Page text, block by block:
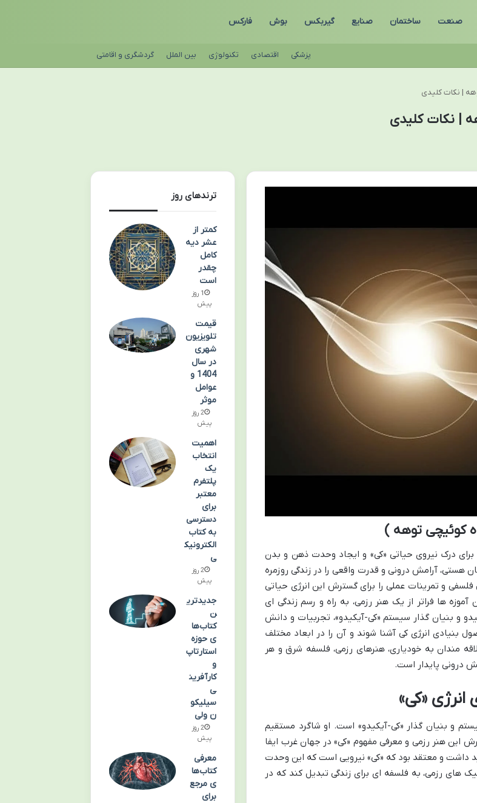
صنعت ساختمان صنایع گیربکس بوش فارکس
پزشکی اقتصادی تکنولوژی بین الملل گردشگری و اقامتی
| نکات کلیدی
| نکات کلیدی
کوئیچی توهه )
برای درک نیروی حیاتی «کی» و ایجاد وحدت ذهن و بدن
هستی، آرامش درونی و قدرت واقعی را در زندگی روزمره
و تمرینات عملی را برای گسترش این انرژی حیاتی
ها فراتر از یک هنر رزمی، به راه و رسم زندگی ای
و بنیان گذار سیستم «کی-آیکیدو»، تجربیات و دانش
بنیادی انرژی کی آشنا شوند و آن را در ابعاد مختلف
مندان به خودیاری، هنرهای رزمی، فلسفه شرق و هر
درونی پایدار است.
«کی»
و بنیان گذار «کی-آیکیدو» است. او شاگرد مستقیم
این هنر رزمی و معرفی مفهوم «کی» در جهان غرب ایفا
داشت و معتقد بود که «کی» نیرویی است که این وحدت
های رزمی، به فلسفه ای برای زندگی تبدیل کند که در
ترندهای روز
کمتر از
عشر دیه
کامل
چقدر
است
1 روز
پیش
قیمت
تلویزیون
شهری
در سال
1404 و
عوامل
موثر
2 روز
پیش
اهمیت
انتخاب
یک
پلتفرم
معتبر
برای
دسترسی
به کتاب
الکترونیک
ی
2 روز
پیش
جدیدتری
ن
کتاب‌ها
ی حوزه
استارتاپ
و
کارآفرین
ی
سیلیکو
ن ولی
2 روز
پیش
معرفی
کتاب‌ها
ی مرجع
برای